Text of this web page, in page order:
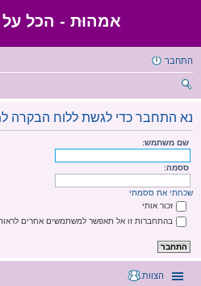
אמהוּת - הכל על
התחבר
ש
נא התחבר כדי לגשת ללוח הבקרה
שם משתמש:
ססמה:
שכחתי את ססמתי
זכור אותי
בהתחברות זו אל תאפשר למשתמשים אחרים
הצוות